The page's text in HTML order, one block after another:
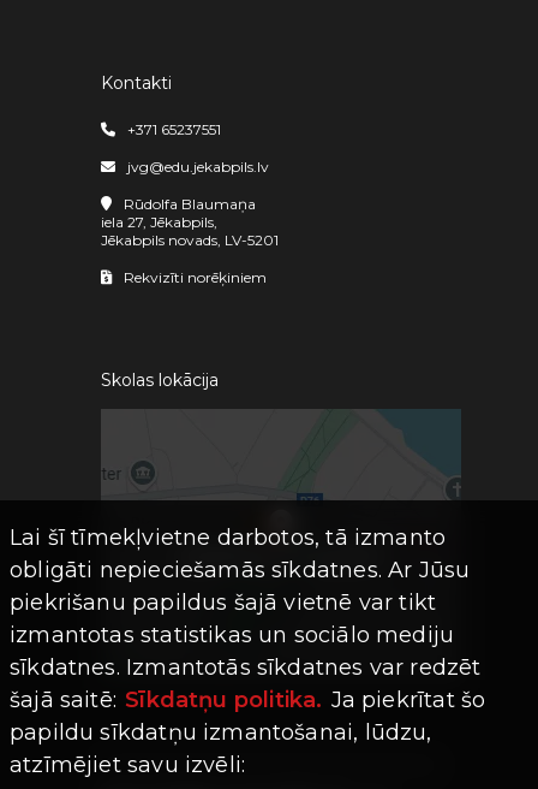
Kontakti
+371 65237551
jvg@edu.jekabpils.lv
Rūdolfa Blaumaņa
iela 27, Jēkabpils,
Jēkabpils novads, LV-5201
Rekvizīti norēķiniem
Skolas lokācija
Lai šī tīmekļvietne darbotos, tā izmanto
obligāti nepieciešamās sīkdatnes. Ar Jūsu
piekrišanu papildus šajā vietnē var tikt
izmantotas statistikas un sociālo mediju
sīkdatnes. Izmantotās sīkdatnes var redzēt
šajā saitē: Sīkdatņu politika. Ja piekrītat šo
papildu sīkdatņu izmantošanai, lūdzu,
atzīmējiet savu izvēli: